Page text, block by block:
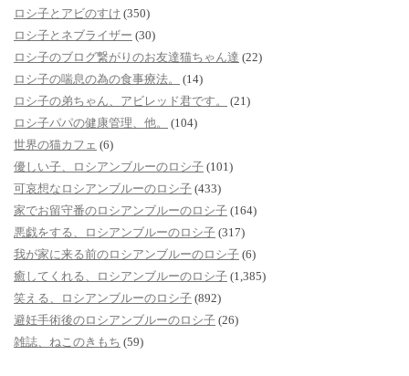
ロシ子とアビのすけ (350)
ロシ子とネブライザー (30)
ロシ子のブログ繋がりのお友達猫ちゃん達 (22)
ロシ子の喘息の為の食事療法。
(14)
ロシ子の弟ちゃん、アビレッド君です。
(21)
ロシ子パパの健康管理、他。
(104)
世界の猫カフェ (6)
優しい子、ロシアンブルーのロシ子 (101)
可哀想なロシアンブルーのロシ子 (433)
家でお留守番のロシアンブルーのロシ子 (164)
悪戯をする、ロシアンブルーのロシ子 (317)
我が家に来る前のロシアンブルーのロシ子 (6)
癒してくれる、ロシアンブルーのロシ子 (1,385)
笑える、ロシアンブルーのロシ子 (892)
避妊手術後のロシアンブルーのロシ子 (26)
雑誌、ねこのきもち (59)